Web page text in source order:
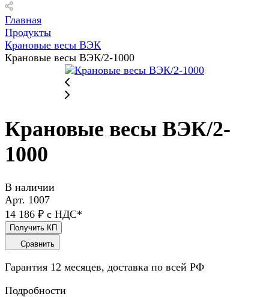
Главная
Продукты
Крановые весы ВЭК
Крановые весы ВЭК/2-1000
Крановые весы ВЭК/2-
1000
В наличии
Арт. 1007
14 186 ₽ с НДС*
Получить КП
Сравнить
Гарантия 12 месяцев, доставка по всей РФ
Подробности